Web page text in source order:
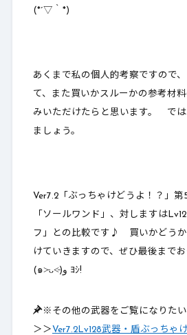
(*´▽｀*)
あくまで私の個人的考察ですので
て、また買いかスルーかの参考材
みいただけたらと思います。 では
ましょう。
Ver7.2「ぶっちゃけどうよ！？」第
「ソールワンド」、対しますは
フ」との比較です♪ 買いかどうか
けていきますので、ぜひ最後まで
(๑˃̵ᴗ˂̵)و ﾖｼ!
※その他の武器をご覧になりた
＞＞ Ver7.2Lv128武器・盾ぶっちゃ